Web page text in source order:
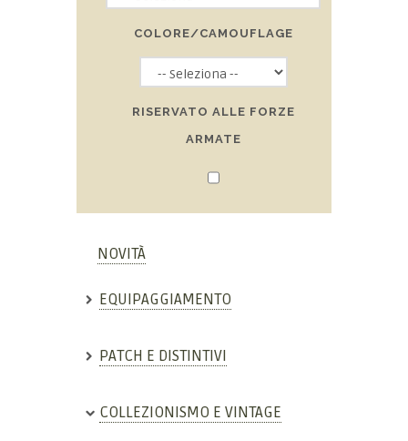
COLORE/CAMOUFLAGE
RISERVATO ALLE FORZE
ARMATE
NOVITÀ
EQUIPAGGIAMENTO
PATCH E DISTINTIVI
COLLEZIONISMO E VINTAGE